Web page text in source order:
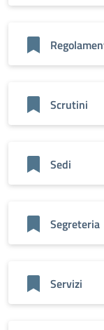
Scrutini
Sedi
Segreteria
Servizi